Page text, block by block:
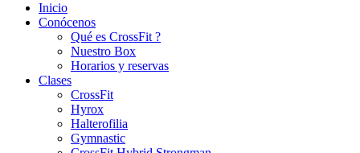
Inicio
Conócenos
Qué es CrossFit ?
Nuestro Box
Horarios y reservas
Clases
CrossFit
Hyrox
Halterofilia
Gymnastic